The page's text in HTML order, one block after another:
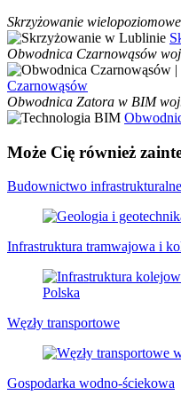
Skrzyżowanie wielopoziomowe
Obwodnica Czarnowąsów
Czarnowąsów
Obwodnica Zatora w BIM
Może Cię również
Budownictwo infrastrukturalne
Infrastruktura tramwajowa i
Węzły transportowe
Gospodarka wodno-ściekowa